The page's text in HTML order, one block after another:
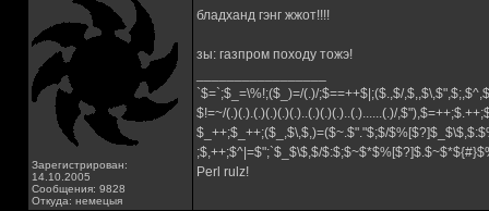
Зарегистрирован:
14.10.2005
Сообщения: 9828
Откуда: немецыя
бладханд гэнг жжот!!!!
зы: газпром походу тожэ!
`$=`;$_=\%!;($_)=/(.)/;$==++$|;($.,$/
$!=~/(.)(.).(.)(.)(.)(.)..(.)(.)(.)..(.)......(.)/
$_++;$_++;($_,$\,$,)=($~.$"."$;$/
;$,++;$^|=$";`$_$\$,$/
Perl rulz!